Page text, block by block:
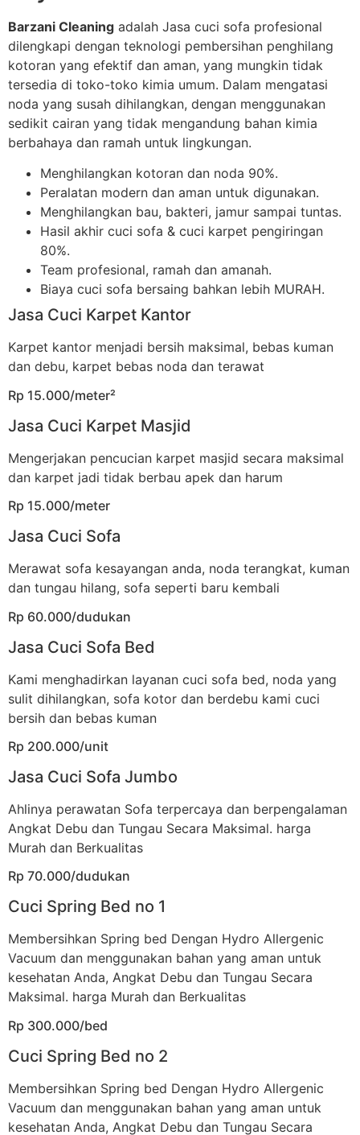
Barzani Cleaning adalah Jasa cuci sofa profesional
dilengkapi dengan teknologi pembersihan penghilang
kotoran yang efektif dan aman, yang mungkin tidak
tersedia di toko-toko kimia umum. Dalam mengatasi
noda yang susah dihilangkan, dengan menggunakan
sedikit cairan yang tidak mengandung bahan kimia
berbahaya dan ramah untuk lingkungan.
Menghilangkan kotoran dan noda 90%.
Peralatan modern dan aman untuk digunakan.
Menghilangkan bau, bakteri, jamur sampai tuntas.
Hasil akhir cuci sofa & cuci karpet pengiringan
80%.
Team profesional, ramah dan amanah.
Biaya cuci sofa bersaing bahkan lebih MURAH.
Jasa Cuci Karpet Kantor
Karpet kantor menjadi bersih maksimal, bebas kuman
dan debu, karpet bebas noda dan terawat
Rp 15.000/meter²
Jasa Cuci Karpet Masjid
Mengerjakan pencucian karpet masjid secara maksimal
dan karpet jadi tidak berbau apek dan harum
Rp 15.000/meter
Jasa Cuci Sofa
Merawat sofa kesayangan anda, noda terangkat, kuman
dan tungau hilang, sofa seperti baru kembali
Rp 60.000/dudukan
Jasa Cuci Sofa Bed
Kami menghadirkan layanan cuci sofa bed, noda yang
sulit dihilangkan, sofa kotor dan berdebu kami cuci
bersih dan bebas kuman
Rp 200.000/unit
Jasa Cuci Sofa Jumbo
Ahlinya perawatan Sofa terpercaya dan berpengalaman
Angkat Debu dan Tungau Secara Maksimal. harga
Murah dan Berkualitas
Rp 70.000/dudukan
Cuci Spring Bed no 1
Membersihkan Spring bed Dengan Hydro Allergenic
Vacuum dan menggunakan bahan yang aman untuk
kesehatan Anda, Angkat Debu dan Tungau Secara
Maksimal. harga Murah dan Berkualitas
Rp 300.000/bed
Cuci Spring Bed no 2
Membersihkan Spring bed Dengan Hydro Allergenic
Vacuum dan menggunakan bahan yang aman untuk
kesehatan Anda, Angkat Debu dan Tungau Secara